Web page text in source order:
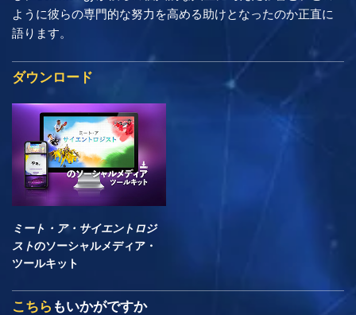
ように彼らの専門的な努力を高める助けとなったのか正直に
語ります。
ダウンロード
ミート・ア・サイエントロジ
ストのソーシャルメディア・
ツールキット
こちら もいかがですか